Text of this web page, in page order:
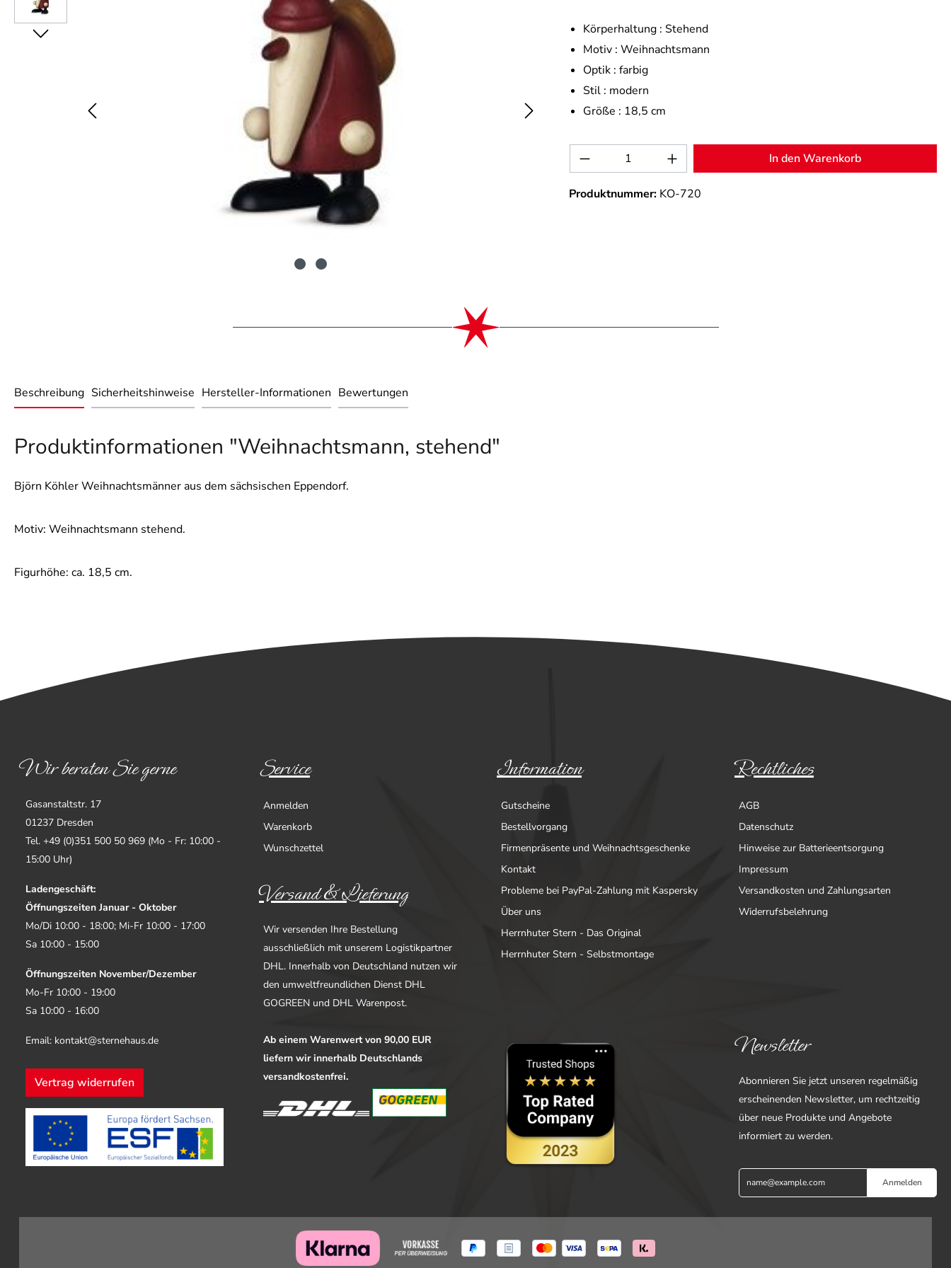
Körperhaltung : Stehend
Motiv : Weihnachtsmann
Optik : farbig
Stil : modern
Größe : 18,5 cm
Produkt Anzahl: Gib den gewünschten Wert ein
In den Warenkorb
Produktnummer: KO-720
Beschreibung Sicherheitshinweise Hersteller-Informationen Bewertungen
Produktinformationen "Weihnachtsmann, stehend"
Björn Köhler Weihnachtsmänner aus dem sächsischen Eppendorf.
Motiv: Weihnachtsmann stehend.
Figurhöhe: ca. 18,5 cm.
Wir beraten Sie gerne
Gasanstaltstr. 17
01237 Dresden
Tel. +49 (0)351 500 50 969 (Mo - Fr: 10:00 -
15:00 Uhr)
Ladengeschäft:
Öffnungszeiten Januar - Oktober
Mo/Di 10:00 - 18:00; Mi-Fr 10:00 - 17:00
Sa 10:00 - 15:00
Öffnungszeiten November/Dezember
Mo-Fr 10:00 - 19:00
Sa 10:00 - 16:00
Email: kontakt@sternehaus.de
Vertrag widerrufen
Service
Anmelden
Warenkorb
Wunschzettel
Information
Gutscheine
Bestellvorgang
Firmenpräsente und Weihnachtsgeschenke
Kontakt
Probleme bei PayPal-Zahlung mit Kaspersky
Über uns
Herrnhuter Stern - Das Original
Herrnhuter Stern - Selbstmontage
Rechtliches
AGB
Datenschutz
Hinweise zur Batterieentsorgung
Impressum
Versandkosten und Zahlungsarten
Widerrufsbelehrung
Versand & Lieferung
Wir versenden Ihre Bestellung
ausschließlich mit unserem Logistikpartner
DHL. Innerhalb von Deutschland nutzen wir
den umweltfreundlichen Dienst DHL
GOGREEN und DHL Warenpost.
Ab einem Warenwert von 90,00 EUR
liefern wir innerhalb Deutschlands
versandkostenfrei.
Newsletter
Abonnieren Sie jetzt unseren regelmäßig
erscheinenden Newsletter, um rechtzeitig
über neue Produkte und Angebote
informiert zu werden.
Anmelden